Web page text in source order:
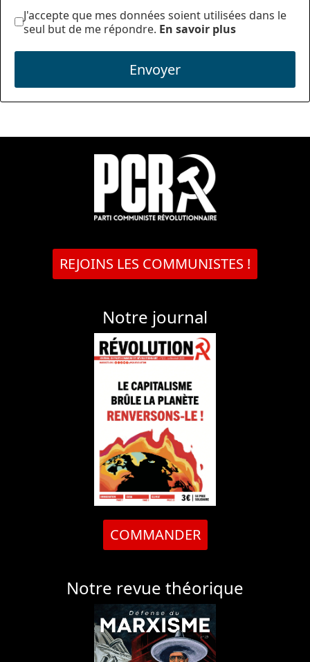
J'accepte que mes données soient utilisées dans le
seul but de me répondre. En savoir plus
Envoyer
REJOINS LES COMMUNISTES !
Notre journal
COMMANDER
Notre revue théorique